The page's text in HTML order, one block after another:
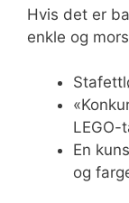
Hvis det er
enkle og
LEGO-
En
og